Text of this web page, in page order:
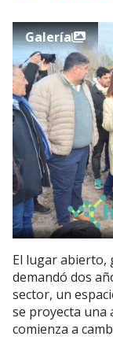
Galería
El lugar abierto,
demandó dos
sector, un
se proyecta una
comienza a